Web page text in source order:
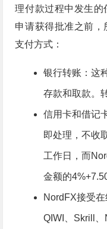
理付款过程中发生的
申请获得批准之前
支付方式：
银行转账：这
存款和取款。
信用卡和借记
即处理，不收
工作日，而
金额的
NordFX接受
QIWI、Skrill、